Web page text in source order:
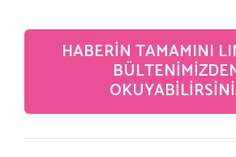
HABERIN TAMAMINI